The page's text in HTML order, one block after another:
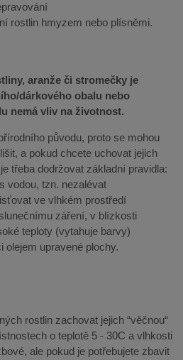
rostlin hmyzem nebo plísněmi.
aranže či stromečky je
dárkového obalu nebo
nemá vliv na životnost.
původu, proto se mohou
a pokud chcete uchovat jejich
třeba dodržovat základní pravidla:
vodou, tzn. nezalévat
ve vlhkém prostředí
záření, v blízkosti
teploty (vytahuje barvy)
upravené plochy.
rostlin zachovat jejich “věčnou“
o teplotě 5 - 30C a vlhkosti
ale pokud je potřebujete zbavit